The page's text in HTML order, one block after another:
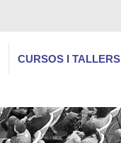
CURSOS I TALLERS